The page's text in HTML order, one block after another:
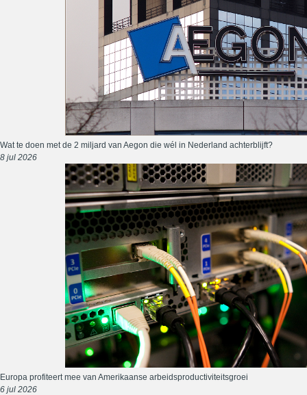
Wat te doen met de 2 miljard van Aegon die wél in Nederland achterblijft?
8 jul 2026
Europa profiteert mee van Amerikaanse arbeidsproductiviteitsgroei
6 jul 2026